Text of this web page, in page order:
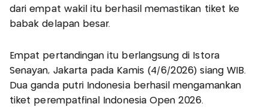
dari empat wakil itu berhasil memastikan tiket ke
babak delapan besar.
Empat pertandingan itu berlangsung di Istora
Senayan, Jakarta pada Kamis (4/6/2026) siang WIB.
Dua ganda putri Indonesia berhasil mengamankan
tiket perempatfinal Indonesia Open 2026.